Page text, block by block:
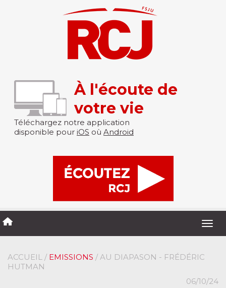
À l'écoute de
votre vie
Téléchargez notre application
disponible pour iOS où Android
ACCUEIL / EMISSIONS / AU DIAPASON - FRÉDÉRIC
HUTMAN
06/10/24